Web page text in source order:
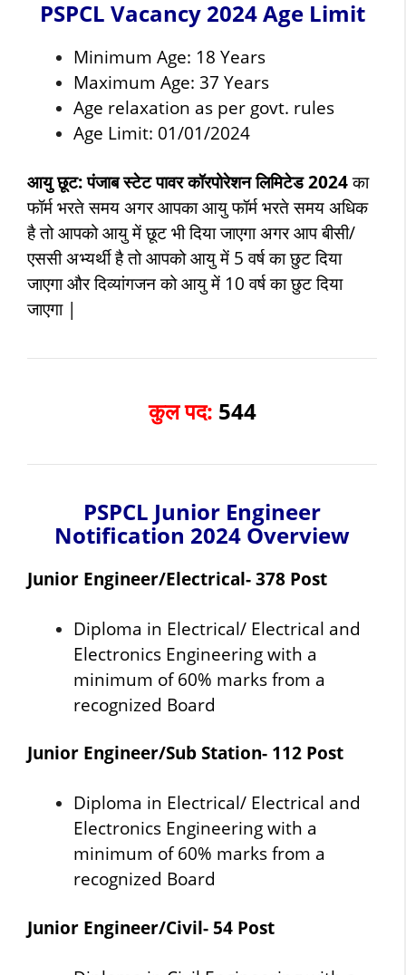
PSPCL Vacancy 2024 Age Limit
Minimum Age: 18 Years
Maximum Age: 37 Years
Age relaxation as per govt. rules
Age Limit: 01/01/2024
आयु छूट: पंजाब स्टेट पावर कॉरपोरेशन लिमिटेड 2024का
फॉर्म भरते समय अगर आपका आयु फॉर्म भरते समय अधिक
है तो आपको आयु में छूट भी दिया जाएगा अगर आप बीसी/
एससी अभ्यर्थी है तो आपको आयु में 5 वर्ष का छुट दिया
जाएगा और दिव्यांगजन को आयु में 10 वर्ष का छुट दिया
जाएगा |
कुल पद: 544
PSPCL Junior Engineer
Notification 2024 Overview
Junior Engineer/Electrical- 378 Post
Diploma in Electrical/ Electrical and
Electronics Engineering with a
minimum of 60% marks from a
recognized Board
Junior Engineer/Sub Station- 112 Post
Diploma in Electrical/ Electrical and
Electronics Engineering with a
minimum of 60% marks from a
recognized Board
Junior Engineer/Civil- 54 Post